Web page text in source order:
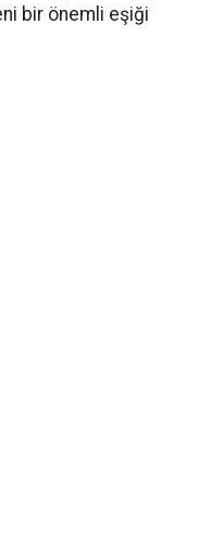
bir önemli eşiği